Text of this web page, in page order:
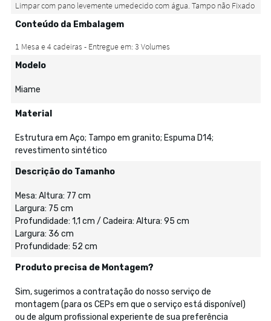
Conteúdo da Embalagem
Modelo
Miame
Material
Estrutura em Aço; Tampo em granito; Espuma D14;
revestimento sintético
Descrição do Tamanho
Mesa: Altura: 77 cm
Largura: 75 cm
Profundidade: 1,1 cm / Cadeira: Altura: 95 cm
Largura: 36 cm
Profundidade: 52 cm
Produto precisa de Montagem?
Sim, sugerimos a contratação do nosso serviço de
montagem (para os CEPs em que o serviço está disponível)
ou de algum profissional experiente de sua preferência